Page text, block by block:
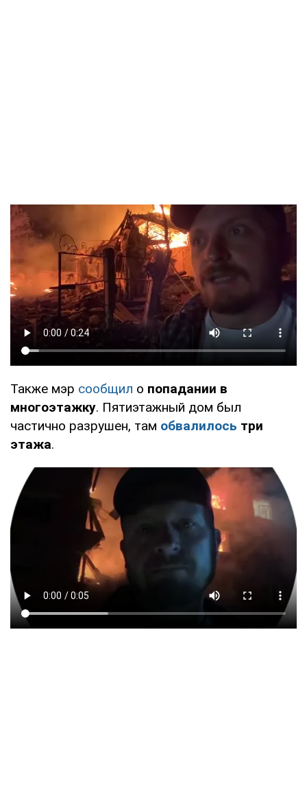
Также мэр сообщил о попадании в
многоэтажку. Пятиэтажный дом был
частично разрушен, там обвалилось три
этажа.